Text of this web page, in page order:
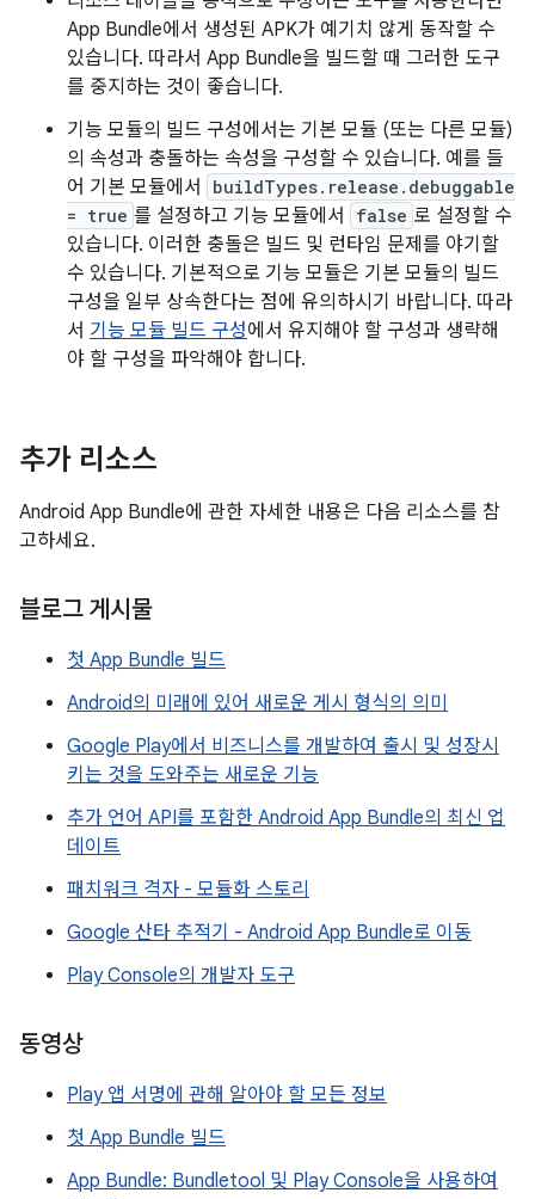
App Bundle에서 생성된 APK가 예기치 않게 동작할 수
있습니다. 따라서 App Bundle을 빌드할 때 그러한 도구
를 중지하는 것이 좋습니다.
기능 모듈의 빌드 구성에서는 기본 모듈 (또는 다른 모듈)
의 속성과 충돌하는 속성을 구성할 수 있습니다. 예를 들
어 기본 모듈에서
buildTypes.release.debuggable
= true 를 설정하고 기능 모듈에서 false 로 설정할 수
있습니다. 이러한 충돌은 빌드 및 런타임 문제를 야기할
수 있습니다. 기본적으로 기능 모듈은 기본 모듈의 빌드
구성을 일부 상속한다는 점에 유의하시기 바랍니다. 따라
서 기능 모듈 빌드 구성에서 유지해야 할 구성과 생략해
야 할 구성을 파악해야 합니다.
추가 리소스
Android App Bundle에 관한 자세한 내용은 다음 리소스를 참
고하세요.
블로그 게시물
첫 App Bundle 빌드
Android의 미래에 있어 새로운 게시 형식의 의미
Google Play에서 비즈니스를 개발하여 출시 및 성장시
키는 것을 도와주는 새로운 기능
추가 언어 API를 포함한 Android App Bundle의 최신 업
데이트
패치워크 격자 - 모듈화 스토리
Google 산타 추적기 - Android App Bundle로 이동
Play Console의 개발자 도구
동영상
Play 앱 서명에 관해 알아야 할 모든 정보
첫 App Bundle 빌드
App Bundle: Bundletool 및 Play Console을 사용하여